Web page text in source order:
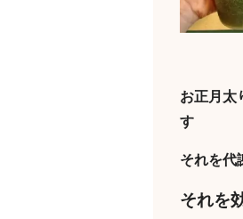
お正月太
す
それを代
それを